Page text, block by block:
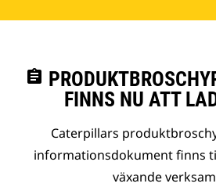
assignment
FINNS NU ATT
Caterpillars
informationsdokument finns
växande